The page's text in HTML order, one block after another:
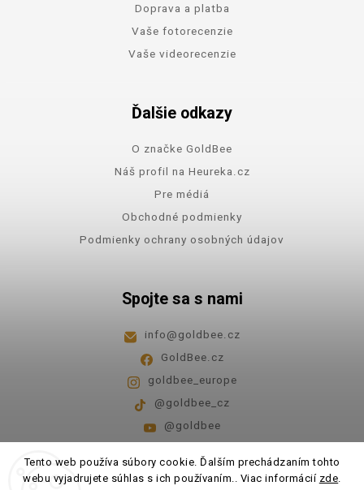
Tento web používa súbory cookie. Ďalším prechádzaním tohto
webu vyjadrujete súhlas s ich používaním.. Viac informácií zde.
Doprava a platba
Vaše fotorecenzie
Vaše videorecenzie
Ďalšie odkazy
O značke GoldBee
Náš profil na Heureka.cz
Pre médiá
Obchodné podmienky
Podmienky ochrany osobných údajov
Spojte sa s nami
info@goldbee.cz
GoldBee.cz
goldbee_europe
@goldbee_cz
@goldbee
Pondelok - piatok 8:00-14:00